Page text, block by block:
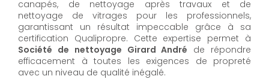
canapés, de nettoyage après travaux et de
nettoyage de vitrages pour les professionnels,
garantissant un résultat impeccable grâce à sa
certification Qualipropre. Cette expertise permet à
Société de nettoyage Girard André de répondre
efficacement à toutes les exigences de propreté
avec un niveau de qualité inégalé.